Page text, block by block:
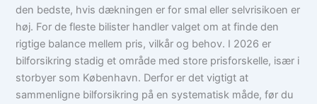
den bedste, hvis dækningen er for smal eller selvrisikoen er
høj. For de fleste bilister handler valget om at finde den
rigtige balance mellem pris, vilkår og behov. I 2026 er
bilforsikring stadig et område med store prisforskelle, især i
storbyer som København. Derfor er det vigtigt at
sammenligne bilforsikring på en systematisk måde, før du